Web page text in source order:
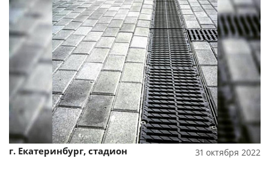
Смотреть проект
г. Екатеринбург, стадион 31 октября 2022